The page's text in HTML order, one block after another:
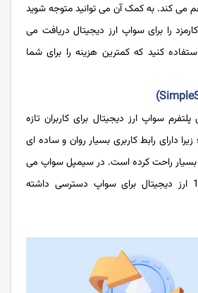
می کند. به کمک آن می توانید متوجه شوید
را برای سواپ ارز دیجیتال دریافت می
کنید که کمترین هزینه را برای شما
سواپ ارز دیجیتال برای کاربران تازه
زیرا دارای رابط کاربری بسیار روان و ساده ای
بسیار راحت کرده است. در سیمپل سواپ می
توانید به بیش از 1000 ارز دیجیتال برای سواپ دسترسی داشته